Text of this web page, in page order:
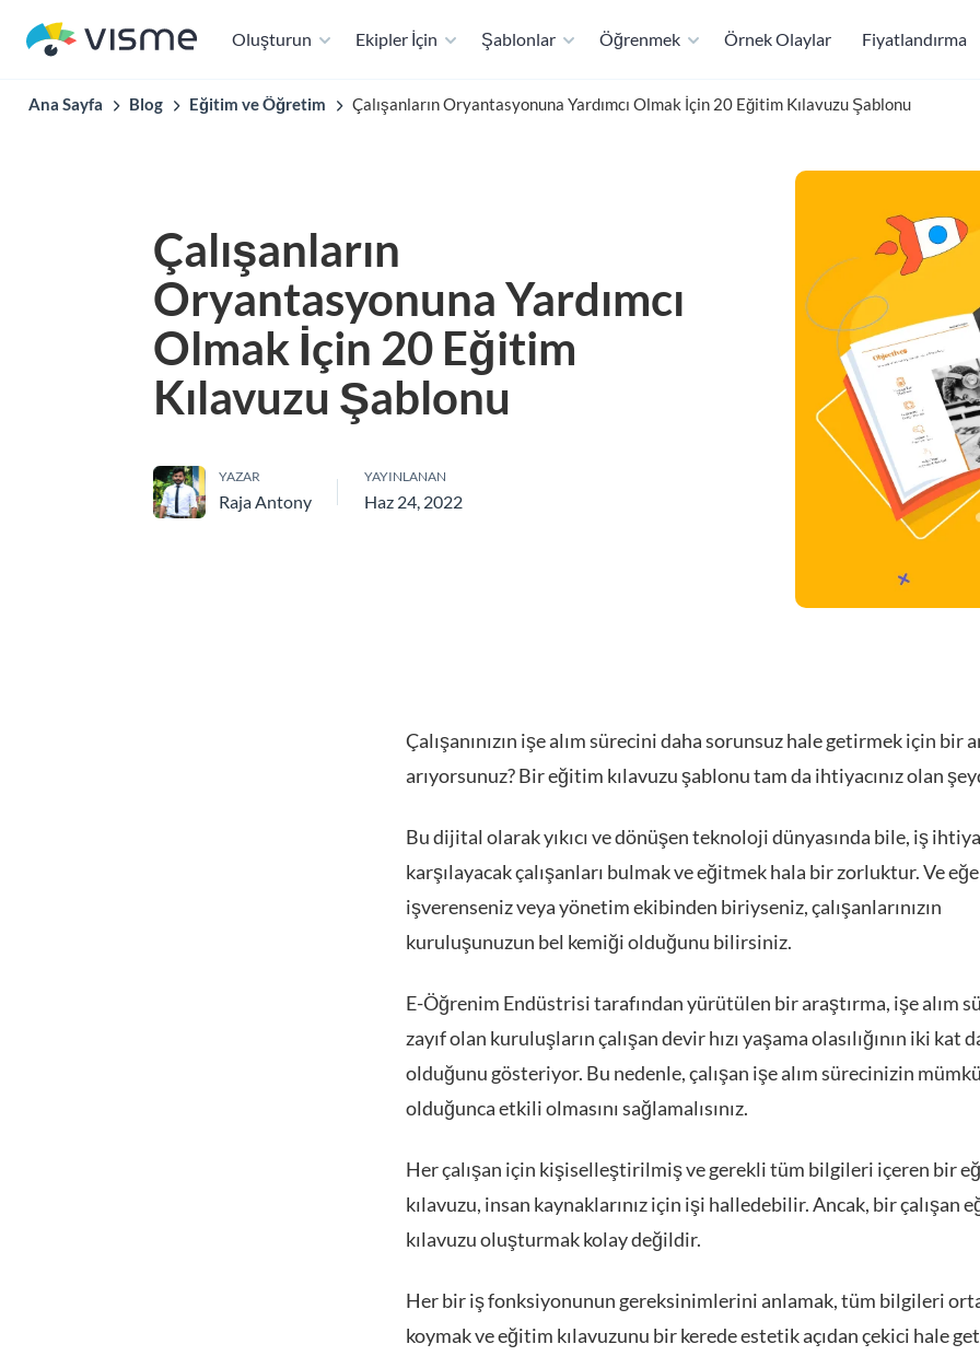
Oluşturun Ekipler İçin Şablonlar Öğrenmek Örnek Olaylar Fiyatlandırma
Ana Sayfa Blog Eğitim ve Öğretim Çalışanların Oryantasyonuna Yardımcı Olmak İçin 20 Eğitim Kılavuzu Şablonu
Çalışanların
Oryantasyonuna Yardımcı
Olmak İçin 20 Eğitim
Kılavuzu Şablonu
YAZAR
Raja Antony
YAYINLANAN
Haz 24, 2022
Çalışanınızın işe alım sürecini daha sorunsuz hale getirmek için bir
arıyorsunuz? Bir eğitim kılavuzu şablonu tam da ihtiyacınız olan
Bu dijital olarak yıkıcı ve dönüşen teknoloji dünyasında bile, iş
karşılayacak çalışanları bulmak ve eğitmek hala bir zorluktur. Ve
işverenseniz veya yönetim ekibinden biriyseniz, çalışanlarınızın
kuruluşunuzun bel kemiği olduğunu bilirsiniz.
E-Öğrenim Endüstrisi tarafından yürütülen bir araştırma, işe alım
zayıf olan kuruluşların çalışan devir hızı yaşama olasılığının iki kat
olduğunu gösteriyor. Bu nedenle, çalışan işe alım sürecinizin
olduğunca etkili olmasını sağlamalısınız.
Her çalışan için kişiselleştirilmiş ve gerekli tüm bilgileri içeren bir
kılavuzu, insan kaynaklarınız için işi halledebilir. Ancak, bir çalışan
kılavuzu oluşturmak kolay değildir.
Her bir iş fonksiyonunun gereksinimlerini anlamak, tüm bilgileri
koymak ve eğitim kılavuzunu bir kerede estetik açıdan çekici hale